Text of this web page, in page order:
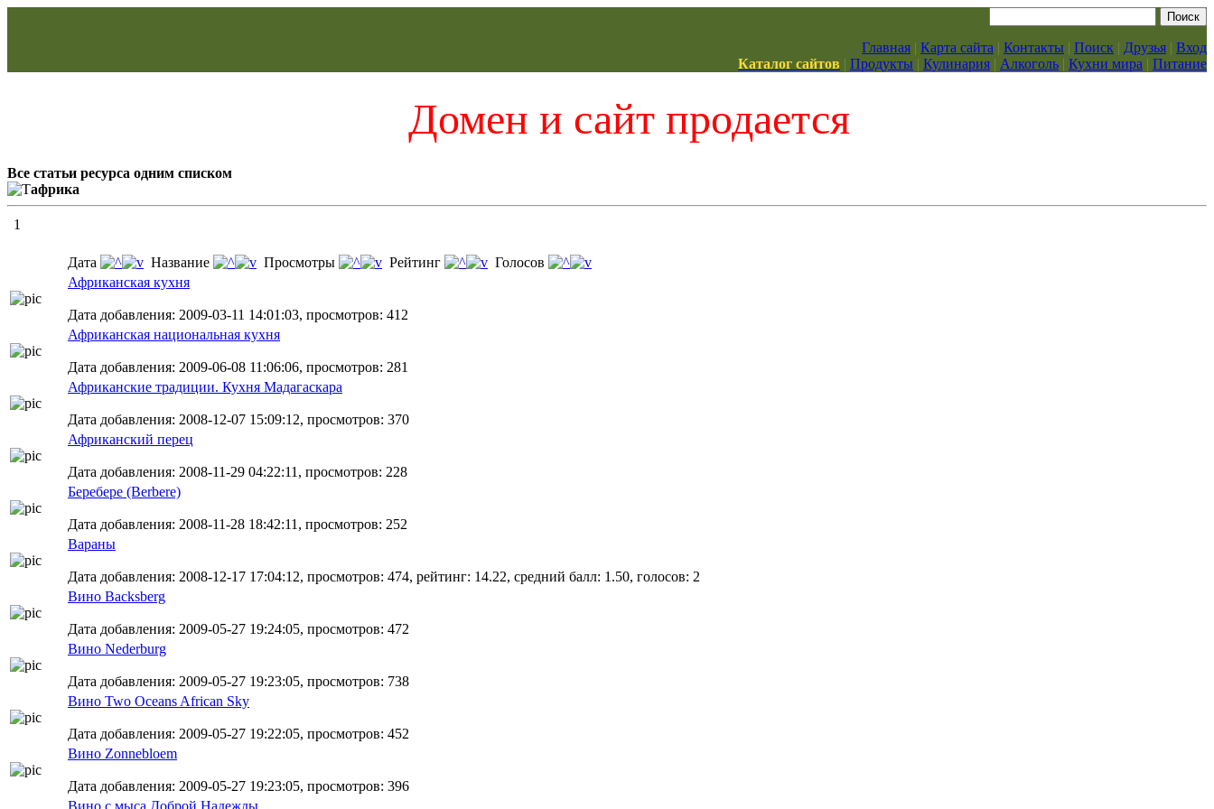
Главная | Карта сайта | Контакты | Поиск | Друзья | Вход
Каталог сайтов | Продукты | Кулинария | Алкоголь | Кухни мира | Питание
Домен и сайт продается
Все статьи ресурса одним списком
африка
1
Дата Название Просмотры Рейтинг
Голосов
Африканская кухня
Дата добавления: 2009-03-11 14:01:03, просмотров: 412
Африканская национальная кухня
Дата добавления: 2009-06-08 11:06:06, просмотров: 281
Африканские традиции. Кухня Мадагаскара
Дата добавления: 2008-12-07 15:09:12, просмотров: 370
Африканский перец
Дата добавления: 2008-11-29 04:22:11, просмотров: 228
Беребере (Berbere)
Дата добавления: 2008-11-28 18:42:11, просмотров: 252
Вараны
Дата добавления: 2008-12-17 17:04:12, просмотров: 474, рейтинг: 14.22, средний балл: 1.50, голосов: 2
Вино Backsberg
Дата добавления: 2009-05-27 19:24:05, просмотров: 472
Вино Nеderburg
Дата добавления: 2009-05-27 19:23:05, просмотров: 738
Вино Two Oceans African Sky
Дата добавления: 2009-05-27 19:22:05, просмотров: 452
Вино Zonnebloem
Дата добавления: 2009-05-27 19:23:05, просмотров: 396
Вино с мыса Доброй Надежды